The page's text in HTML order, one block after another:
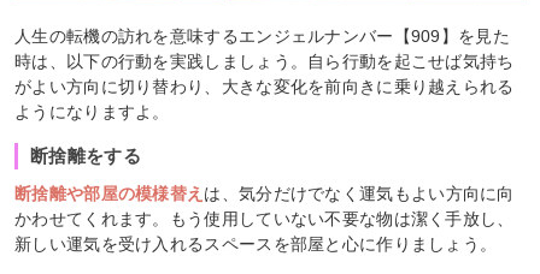
人生の転機の訪れを意味するエンジェルナンバー【909】を見た
時は、以下の行動を実践しましょう。自ら行動を起こせば気持ち
がよい方向に切り替わり、大きな変化を前向きに乗り越えられる
ようになりますよ。
断捨離をする
断捨離や部屋の模様替え は、気分だけでなく運気もよい方向に向
かわせてくれます。もう使用していない不要な物は潔く手放し、
新しい運気を受け入れるスペースを部屋と心に作りましょう。